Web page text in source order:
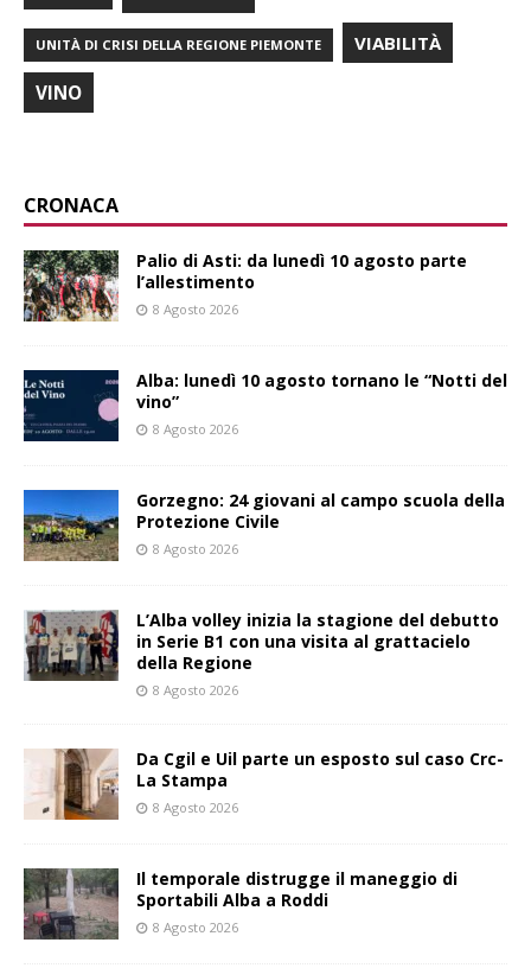
UNITÀ DI CRISI DELLA REGIONE PIEMONTE VIABILITÀ
VINO
CRONACA
Palio di Asti: da lunedì 10 agosto parte
l’allestimento
8 Agosto 2026
Alba: lunedì 10 agosto tornano le “Notti del
vino”
8 Agosto 2026
Gorzegno: 24 giovani al campo scuola della
Protezione Civile
8 Agosto 2026
L’Alba volley inizia la stagione del debutto
in Serie B1 con una visita al grattacielo
della Regione
8 Agosto 2026
Da Cgil e Uil parte un esposto sul caso Crc-
La Stampa
8 Agosto 2026
Il temporale distrugge il maneggio di
Sportabili Alba a Roddi
8 Agosto 2026